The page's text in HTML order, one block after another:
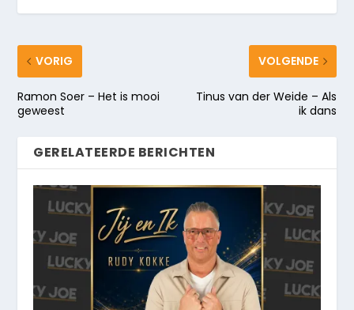
VORIG
Ramon Soer – Het is mooi
geweest
VOLGENDE
Tinus van der Weide – Als
ik dans
GERELATEERDE BERICHTEN